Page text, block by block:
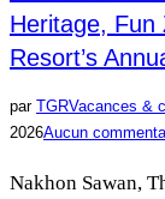
Heritage, Fun
Resort’s
par TGRVacances &
2026Aucun
Nakhon Sawan,